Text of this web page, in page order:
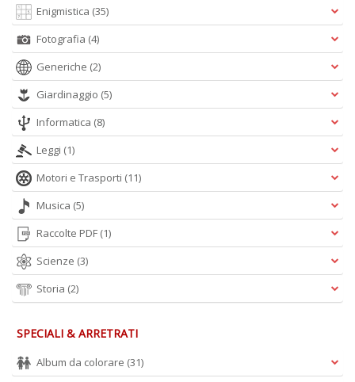
Enigmistica (35)
Fotografia (4)
Generiche (2)
Giardinaggio (5)
Informatica (8)
Leggi (1)
Motori e Trasporti (11)
Musica (5)
Raccolte PDF (1)
Scienze (3)
Storia (2)
SPECIALI & ARRETRATI
Album da colorare (31)